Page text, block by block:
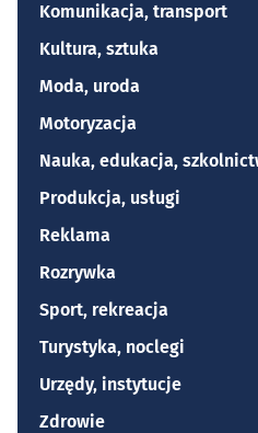
Komunikacja, transport
Kultura, sztuka
Moda, uroda
Motoryzacja
Nauka, edukacja,
Produkcja, usługi
Reklama
Rozrywka
Sport, rekreacja
Turystyka, noclegi
Urzędy, instytucje
Zdrowie